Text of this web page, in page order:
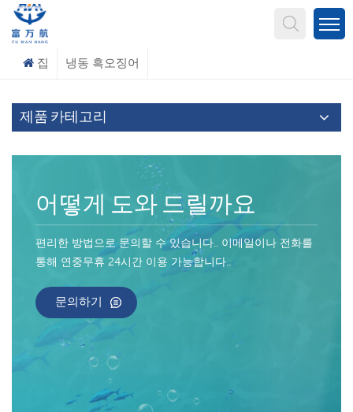
집 냉동 흑오징어
제품 카테고리
어떻게 도와 드릴까요
편리한 방법으로 문의할 수 있습니다.. 이메일이나 전화를
통해 연중무휴 24시간 이용 가능합니다..
문의하기